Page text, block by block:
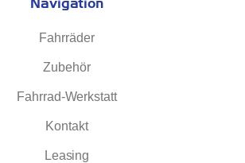
Fahrräder
Zubehör
Fahrrad-Werkstatt
Kontakt
Leasing